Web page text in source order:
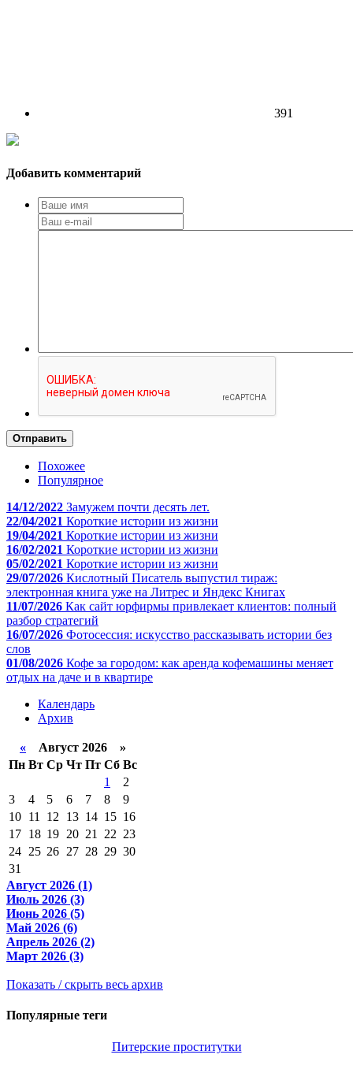
391
Добавить комментарий
Отправить
Похожее
Популярное
14/12/2022 Замужем почти десять лет.
22/04/2021 Короткие истории из жизни
19/04/2021 Короткие истории из жизни
16/02/2021 Короткие истории из жизни
05/02/2021 Короткие истории из жизни
29/07/2026 Кислотный Писатель выпустил тираж:
электронная книга уже на Литрес и Яндекс Книгах
11/07/2026 Как сайт юрфирмы привлекает клиентов: полный
разбор стратегий
16/07/2026 Фотосессия: искусство рассказывать истории без
слов
01/08/2026 Кофе за городом: как аренда кофемашины меняет
отдых на даче и в квартире
Календарь
Архив
« Август 2026 »
Пн Вт Ср Чт Пт Сб Вс
1
2
3
4 5 6 7 8
9
10 11 12 13 14 15 16
17 18 19 20 21 22 23
24 25 26 27 28 29 30
31
Август 2026 (1)
Июль 2026 (3)
Июнь 2026 (5)
Май 2026 (6)
Апрель 2026 (2)
Март 2026 (3)
Показать / скрыть весь архив
Популярные теги
Питерские проститутки